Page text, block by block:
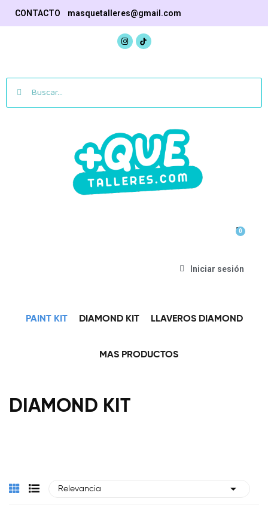
CONTACTO masquetalleres@gmail.com
Iniciar sesión
PAINT KIT DIAMOND KIT LLAVEROS DIAMOND
MAS PRODUCTOS
DIAMOND KIT
Relevancia 